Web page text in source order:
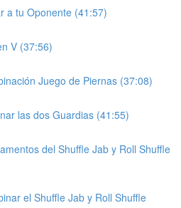
a tu Oponente (41:57)
V (37:56)
Juego de Piernas (37:08)
las dos Guardias (41:55)
del Shuffle Jab y Roll Shuffle
el Shuffle Jab y Roll Shuffle